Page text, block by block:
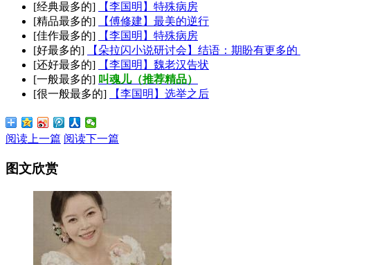
[经典最多的]
【李国明】特殊病房
[精品最多的]
【傅修建】最美的逆行
[佳作最多的]
【李国明】特殊病房
[好最多的]
【朵拉闪小说研讨会】结语：期盼有更多的
[还好最多的]
【李国明】魏老汉告状
[一般最多的] 叫魂儿（推荐精品）
[很一般最多的]
【李国明】选举之后
阅读上一篇 阅读下一篇
图文欣赏